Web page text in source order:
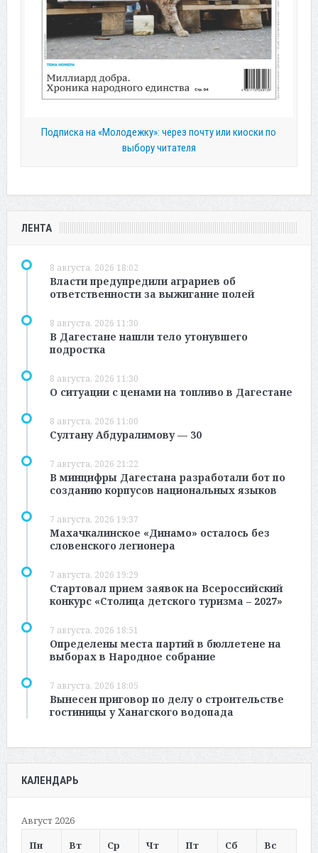
Подписка на «Молодежку»: через почту или киоски по
выбору читателя
ЛЕНТА
8 августа, 2026 18:02
Власти предупредили аграриев об
ответственности за выжигание полей
8 августа, 2026 11:30
В Дагестане нашли тело утонувшего
подростка
8 августа, 2026 11:30
О ситуации с ценами на топливо в Дагестане
8 августа, 2026 11:00
Султану Абдуралимову — 30
7 августа, 2026 21:22
В минцифры Дагестана разработали бот по
созданию корпусов национальных языков
7 августа, 2026 19:37
Махачкалинское «Динамо» осталось без
словенского легионера
7 августа, 2026 19:29
Стартовал прием заявок на Всероссийский
конкурс «Столица детского туризма – 2027»
7 августа, 2026 18:51
Определены места партий в бюллетене на
выборах в Народное собрание
7 августа, 2026 18:05
Вынесен приговор по делу о строительстве
гостиницы у Ханагского водопада
КАЛЕНДАРЬ
Август 2026
Пн
Вт Ср Чт Пт Сб Вс